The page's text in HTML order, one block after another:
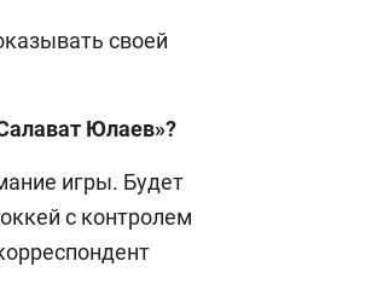
своей
Юлаев»?
игры. Будет
с контролем